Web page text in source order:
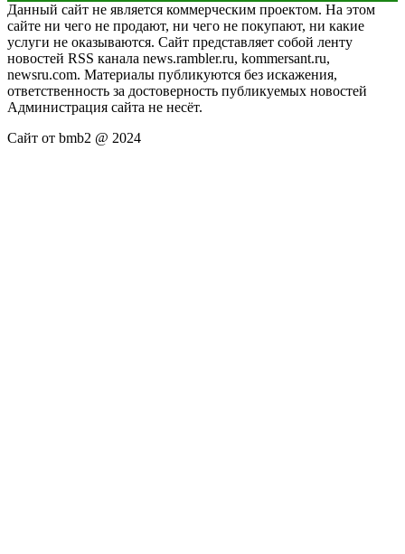
Данный сайт не является коммерческим проектом. На этом
сайте ни чего не продают, ни чего не покупают, ни какие
услуги не оказываются. Сайт представляет собой ленту
новостей RSS канала news.rambler.ru, kommersant.ru,
newsru.com. Материалы публикуются без искажения,
ответственность за достоверность публикуемых новостей
Администрация сайта не несёт.
Сайт от bmb2 @ 2024